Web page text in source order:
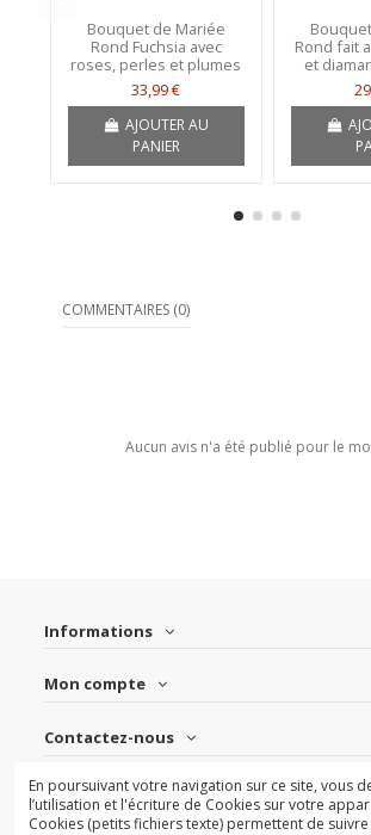
Bouquet de Mariée
Rond Fuchsia avec
roses, perles et plumes
33,99 €
AJOUTER AU
PANIER
Rond fait
et
COMMENTAIRES (0)
Aucun avis n'a été publié pour le
Informations
Mon compte
Contactez-nous
Suivez-nous
En poursuivant votre navigation sur ce site, vous
l’utilisation et l'écriture de Cookies sur votre
Cookies (petits fichiers texte) permettent de